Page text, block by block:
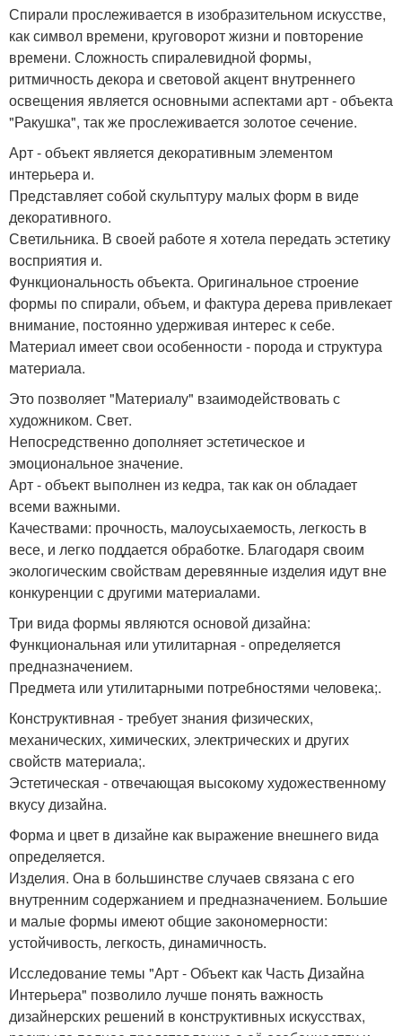
Спирали прослеживается в изобразительном искусстве,
как символ времени, круговорот жизни и повторение
времени. Сложность спиралевидной формы,
ритмичность декора и световой акцент внутреннего
освещения является основными аспектами арт - объекта
"Ракушка", так же прослеживается золотое сечение.
Арт - объект является декоративным элементом
интерьера и.
Представляет собой скульптуру малых форм в виде
декоративного.
Светильника. В своей работе я хотела передать эстетику
восприятия и.
Функциональность объекта. Оригинальное строение
формы по спирали, объем, и фактура дерева привлекает
внимание, постоянно удерживая интерес к себе.
Материал имеет свои особенности - порода и структура
материала.
Это позволяет "Материалу" взаимодействовать с
художником. Свет.
Непосредственно дополняет эстетическое и
эмоциональное значение.
Арт - объект выполнен из кедра, так как он обладает
всеми важными.
Качествами: прочность, малоусыхаемость, легкость в
весе, и легко поддается обработке. Благодаря своим
экологическим свойствам деревянные изделия идут вне
конкуренции с другими материалами.
Три вида формы являются основой дизайна:
Функциональная или утилитарная - определяется
предназначением.
Предмета или утилитарными потребностями человека;.
Конструктивная - требует знания физических,
механических, химических, электрических и других
свойств материала;.
Эстетическая - отвечающая высокому художественному
вкусу дизайна.
Форма и цвет в дизайне как выражение внешнего вида
определяется.
Изделия. Она в большинстве случаев связана с его
внутренним содержанием и предназначением. Большие
и малые формы имеют общие закономерности:
устойчивость, легкость, динамичность.
Исследование темы "Арт - Объект как Часть Дизайна
Интерьера" позволило лучше понять важность
дизайнерских решений в конструктивных искусствах,